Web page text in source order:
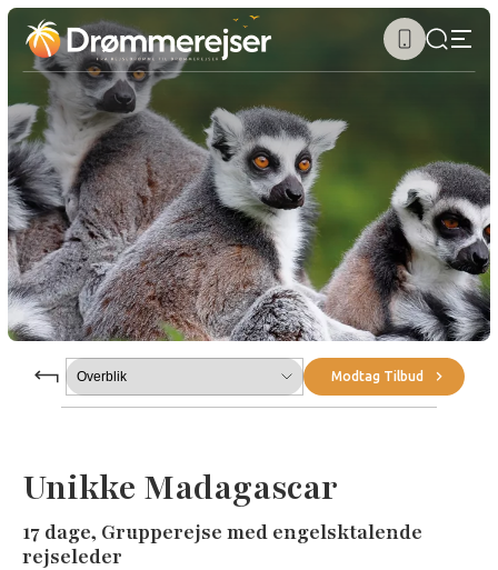
Submenu Modtag Tilbud
Unikke Madagascar
17 dage, Grupperejse med engelsktalende
rejseleder